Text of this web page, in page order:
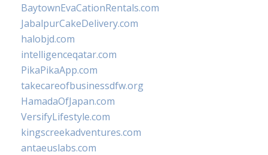
BaytownEvaCationRentals.com
JabalpurCakeDelivery.com
halobjd.com
intelligenceqatar.com
PikaPikaApp.com
takecareofbusinessdfw.org
HamadaOfJapan.com
VersifyLifestyle.com
kingscreekadventures.com
antaeuslabs.com